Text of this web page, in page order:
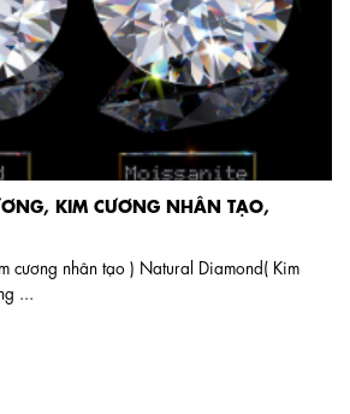
KIM CƯƠNG NHÂN TẠO,
cương nhân tạo ) Natural Diamond( Kim
...